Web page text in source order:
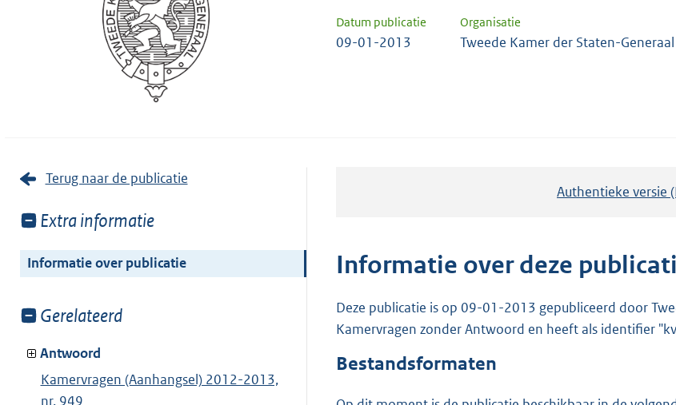
Datum publicatie Organisatie
09-01-2013 Tweede Kamer der Staten-Generaal
Terug naar de publicatie
Toon
van:
Extra informatie
Informatie over publicatie
Toon
van:
Gerelateerd
Antwoord
Kamervragen (Aanhangsel) 2012-2013,
nr. 949
Authentieke versie
Informatie over deze
Deze publicatie is op 09-01-2013 gepubliceerd door
Kamervragen zonder Antwoord en heeft als identifier
Bestandsformaten